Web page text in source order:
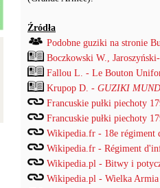
Źródła
Podobne guziki na stronie
Boczkowski W.,
Fallou L. - Le Bouton
Krupop D. - GUZIKI
Francuskie pułki piechoty
Francuskie pułki piechoty
Wikipedia.fr - 18e régiment
Wikipedia.fr - Régiment
Wikipedia.pl - Bitwy i
Wikipedia.pl - Wielka Armia